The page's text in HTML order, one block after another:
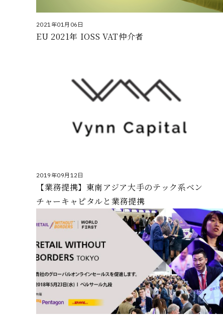
2021年01月06日
EU 2021年 IOSS VAT仲介者
2019年09月12日
【業務提携】東南アジア大手のテック系ベン
チャーキャピタルと業務提携